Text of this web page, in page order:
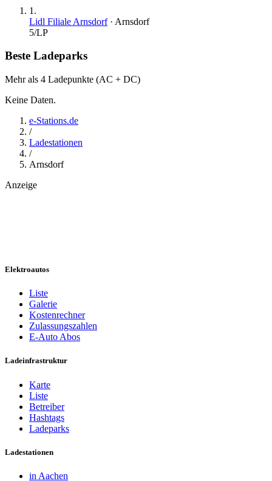
1 .
Lidl Filiale Arnsdorf· Arnsdorf
5/LP
Beste Ladeparks
Mehr als 4 Ladepunkte (AC + DC)
Keine Daten.
e-Stations.de
/
Ladestationen
/
Arnsdorf
Anzeige
Elektroautos
Liste
Galerie
Kostenrechner
Zulassungszahlen
E-Auto Abos
Ladeinfrastruktur
Karte
Liste
Betreiber
Hashtags
Ladeparks
Ladestationen
in Aachen